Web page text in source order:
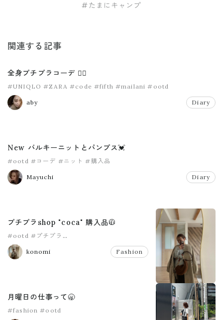
#たまにキャンプ
関連する記事
全身プチプラコーデ ✌🏽
#UNIQLO #ZARA #code #fifth #mailani #ootd
aby Diary
New バルキーニットとパンプス💓
#ootd #コーデ #ニット #購入品
Mayuchi Diary
プチプラshop "coca" 購入品🧥
#ootd #プチプラ
#卒業式コーデ 入学式コーデ
#購入品
konomi
Fashion
月曜日の仕事って🥱
#fashion #ootd